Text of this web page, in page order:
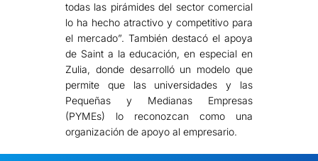
todas las pirámides del sector comercial
lo ha hecho atractivo y competitivo para
el mercado”. También destacó el apoya
de Saint a la educación, en especial en
Zulia, donde desarrolló un modelo que
permite que las universidades y las
Pequeñas y Medianas Empresas
(PYMEs) lo reconozcan como una
organización de apoyo al empresario.